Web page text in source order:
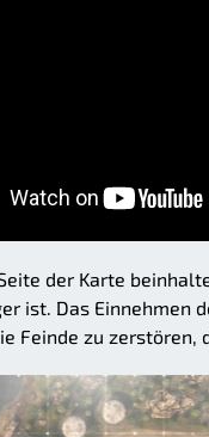
der Karte
ist. Das Einnehmen
Feinde zu zerstören,